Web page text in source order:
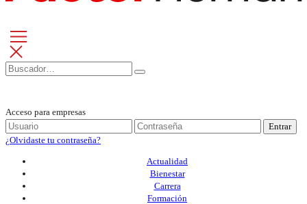
Acceso para empresas
Entrar
¿Olvidaste tu contraseña?
Actualidad
Bienestar
Carrera
Formación